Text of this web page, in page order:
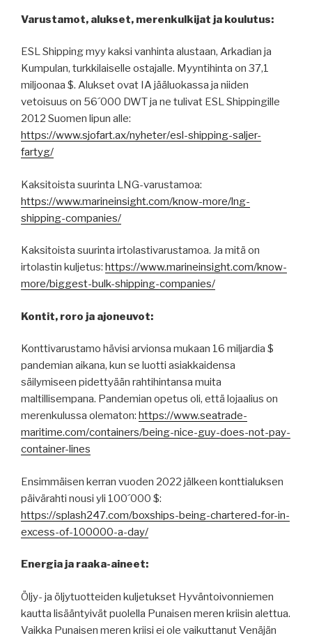
Varustamot, alukset, merenkulkijat ja koulutus:
ESL Shipping myy kaksi vanhinta alustaan, Arkadian ja
Kumpulan, turkkilaiselle ostajalle. Myyntihinta on 37,1
miljoonaa $. Alukset ovat IA jääluokassa ja niiden
vetoisuus on 56´000 DWT ja ne tulivat ESL Shippingille
2012 Suomen lipun alle:
https://www.sjofart.ax/nyheter/esl-shipping-saljer-
fartyg/
Kaksitoista suurinta LNG-varustamoa:
https://www.marineinsight.com/know-more/lng-
shipping-companies/
Kaksitoista suurinta irtolastivarustamoa. Ja mitä on
irtolastin kuljetus: https://www.marineinsight.com/know-
more/biggest-bulk-shipping-companies/
Kontit, roro ja ajoneuvot:
Konttivarustamo hävisi arvionsa mukaan 16 miljardia $
pandemian aikana, kun se luotti asiakkaidensa
säilymiseen pidettyään rahtihintansa muita
maltillisempana. Pandemian opetus oli, että lojaalius on
merenkulussa olematon: https://www.seatrade-
maritime.com/containers/being-nice-guy-does-not-pay-
container-lines
Ensimmäisen kerran vuoden 2022 jälkeen konttialuksen
päivärahti nousi yli 100´000 $:
https://splash247.com/boxships-being-chartered-for-in-
excess-of-100000-a-day/
Energia ja raaka-aineet:
Öljy- ja öljytuotteiden kuljetukset Hyväntoivonniemen
kautta lisääntyivät puolella Punaisen meren kriisin alettua.
Vaikka Punaisen meren kriisi ei ole vaikuttanut Venäjän